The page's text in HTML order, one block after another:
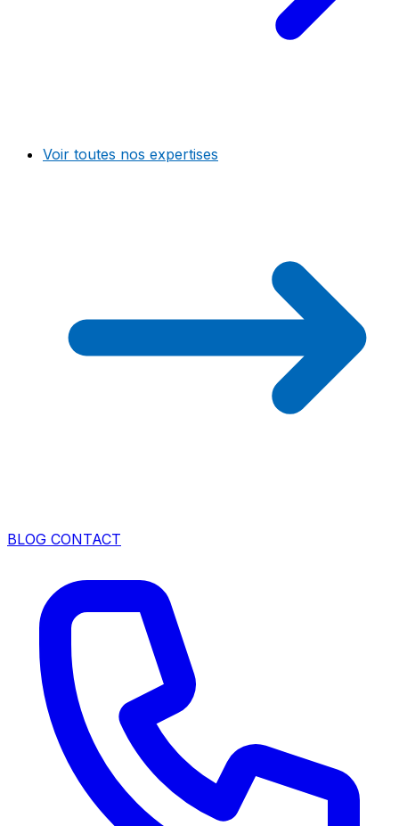
Voir toutes nos expertises
BLOG CONTACT